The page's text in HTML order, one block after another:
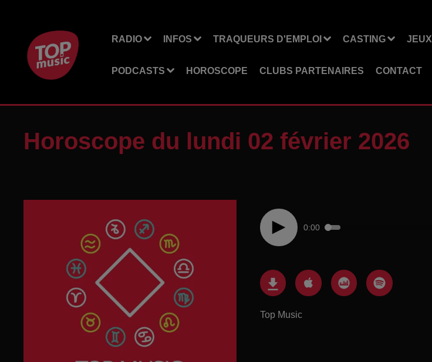
RADIO INFOS TRAQUEURS D'EMPLOI CASTING JEUX
PODCASTS HOROSCOPE CLUBS PARTENAIRES CONTACT
Horoscope du lundi 02 février 2026
0:00
Top Music